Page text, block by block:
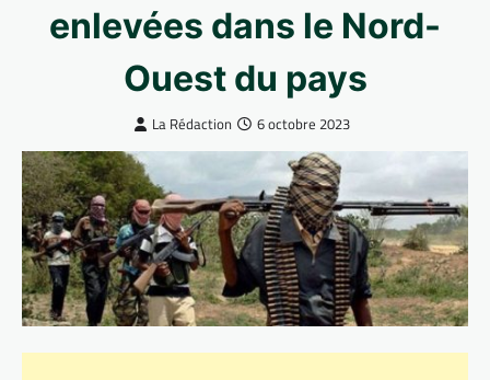
enlevées dans le Nord-
Ouest du pays
La Rédaction 6 octobre 2023